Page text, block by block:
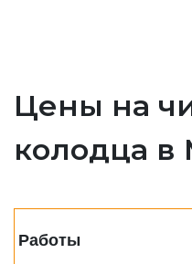
Цены на
колодца
Работы